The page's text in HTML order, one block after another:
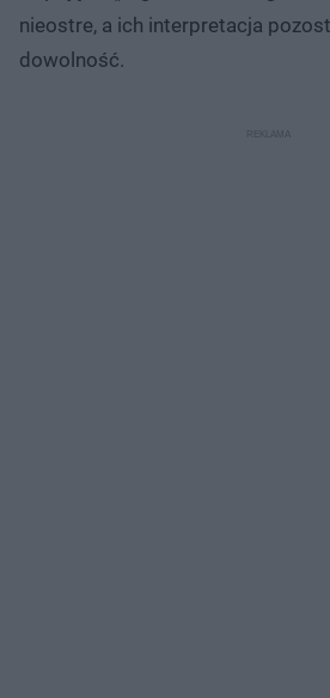
nieostre, a ich interpretacja
dowolność.